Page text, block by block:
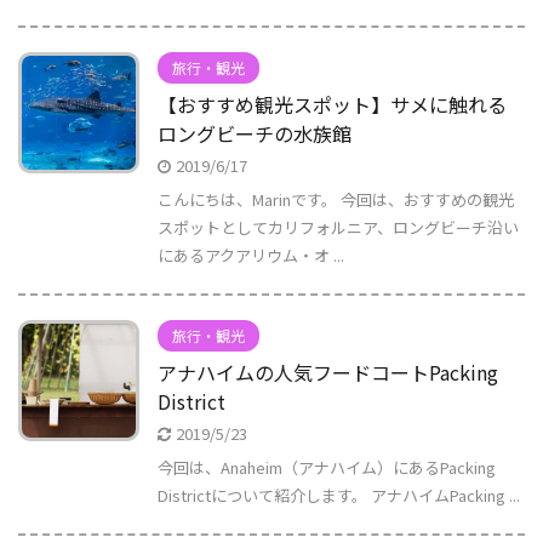
旅行・観光
【おすすめ観光スポット】サメに触れる
ロングビーチの水族館
2019/6/17
こんにちは、Marinです。 今回は、おすすめの観光
スポットとしてカリフォルニア、ロングビーチ沿い
にあるアクアリウム・オ ...
旅行・観光
アナハイムの人気フードコートPacking
District
2019/5/23
今回は、Anaheim（アナハイム）にあるPacking
Districtについて紹介します。 アナハイムPacking ...